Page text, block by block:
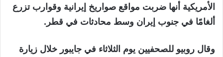
2026
الأمريكية أنها ضربت مواقع صواريخ إيرانية وقوارب تزرع
ألغامًا في جنوب إيران وسط محادثات في قطر.
وقال روبيو للصحفيين يوم الثلاثاء في جايبور خلال زيارة